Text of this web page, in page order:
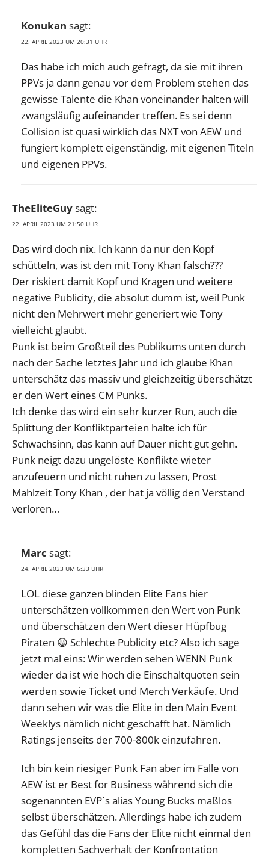
Konukan sagt:
22. APRIL 2023 UM 20:31 UHR
Das habe ich mich auch gefragt, da sie mit ihren
PPVs ja dann genau vor dem Problem stehen das
gewisse Talente die Khan voneinander halten will
zwangsläufig aufeinander treffen. Es sei denn
Collision ist quasi wirklich das NXT von AEW und
fungiert komplett eigenständig, mit eigenen Titeln
und eigenen PPVs.
TheEliteGuysagt:
22. APRIL 2023 UM 21:50 UHR
Das wird doch nix. Ich kann da nur den Kopf
schütteln, was ist den mit Tony Khan falsch???
Der riskiert damit Kopf und Kragen und weitere
negative Publicity, die absolut dumm ist, weil Punk
nicht den Mehrwert mehr generiert wie Tony
vielleicht glaubt.
Punk ist beim Großteil des Publikums unten durch
nach der Sache letztes Jahr und ich glaube Khan
unterschätz das massiv und gleichzeitig überschätzt
er den Wert eines CM Punks.
Ich denke das wird ein sehr kurzer Run, auch die
Splittung der Konfliktparteien halte ich für
Schwachsinn, das kann auf Dauer nicht gut gehn.
Punk neigt dazu ungelöste Konflikte wieter
anzufeuern und nicht ruhen zu lassen, Prost
Mahlzeit Tony Khan , der hat ja völlig den Verstand
verloren…
Marc sagt:
24. APRIL 2023 UM 6:33 UHR
LOL diese ganzen blinden Elite Fans hier
unterschätzen vollkommen den Wert von Punk
und überschätzen den Wert dieser Hüpfbug
Piraten 😀 Schlechte Publicity etc? Also ich sage
jetzt mal eins: Wir werden sehen WENN Punk
wieder da ist wie hoch die Einschaltquoten sein
werden sowie Ticket und Merch Verkäufe. Und
dann sehen wir was die Elite in den Main Event
Weeklys nämlich nicht geschafft hat. Nämlich
Ratings jenseits der 700-800k einzufahren.
Ich bin kein riesiger Punk Fan aber im Falle von
AEW ist er Best for Business während sich die
sogenannten EVP`s alias Young Bucks maßlos
selbst überschätzen. Allerdings habe ich zudem
das Gefühl das die Fans der Elite nicht einmal den
kompletten Sachverhalt der Konfrontation